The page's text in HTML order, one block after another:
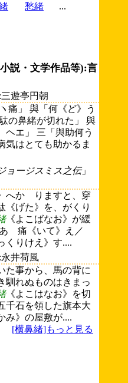
愁緒
...
説・文学作品等):言
遊亭円朝
痛」 與「何《ど》う
の鼻緒が切れた」 與
ヘエ」 三「與助何う
気はとても助かるま
ョージスミス之伝」
へかゝりますと、穿
《げた》を、がくり
《よこばなお》が緩
ゝ痛《いて》え／
くりけえ》す....
井荷風
た事から、馬の背に
馴れぬものはきまっ
《よこはなお》を切
千石を領した旗本大
み》の屋敷が....
[横鼻緒]もっと見る